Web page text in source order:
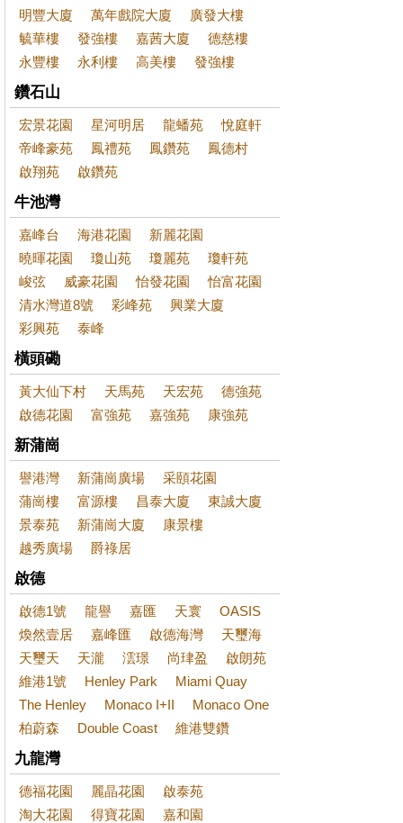
明豐大廈
萬年戲院大廈
廣發大樓
毓華樓
發強樓 嘉茜大廈
德慈樓
永豐樓
永利樓 高美樓 發強樓
鑽石山
宏景花園 星河明居 龍蟠苑
悅庭軒
帝峰豪苑
鳳禮苑 鳳鑽苑
鳳德村
啟翔苑
啟鑽苑
牛池灣
嘉峰台 海港花園
新麗花園
曉暉花園
瓊山苑 瓊麗苑
瓊軒苑
峻弦
威豪花園 怡發花園
怡富花園
清水灣道8號
彩峰苑
興業大廈
彩興苑
泰峰
橫頭磡
黃大仙下村 天馬苑 天宏苑
德強苑
啟德花園
富強苑 嘉強苑 康強苑
新蒲崗
譽港灣 新蒲崗廣場
采頤花園
蒲崗樓
富源樓 昌泰大廈
東誠大廈
景泰苑
新蒲崗大廈
康景樓
越秀廣場
爵祿居
啟德
啟德1號 龍譽 嘉匯 天寰
OASIS
煥然壹居
嘉峰匯 啟德海灣
天璽海
天璽天
天瀧 澐璟 尚珒盈
啟朗苑
維港1號
Henley Park
Miami Quay
The Henley
Monaco I+II
Monaco One
柏蔚森
Double Coast 維港雙鑽
九龍灣
德福花園 麗晶花園
啟泰苑
淘大花園
得寶花園 嘉和園